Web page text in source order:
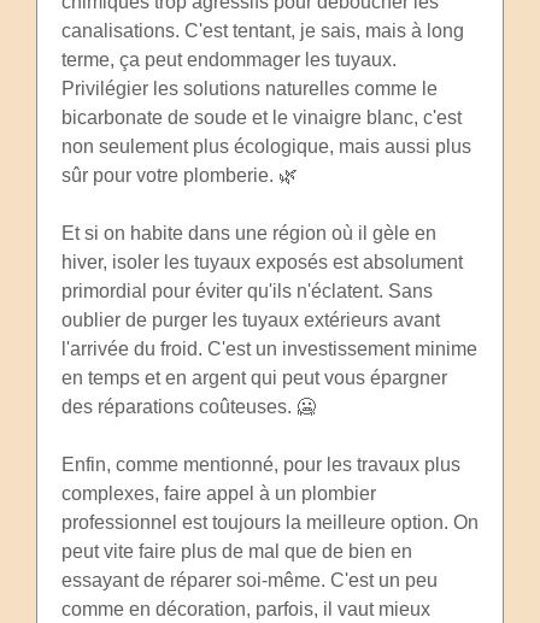
canalisations. C'est tentant, je sais, mais à long
terme, ça peut endommager les tuyaux.
Privilégier les solutions naturelles comme le
bicarbonate de soude et le vinaigre blanc, c'est
non seulement plus écologique, mais aussi plus
sûr pour votre plomberie. 🌿
Et si on habite dans une région où il gèle en
hiver, isoler les tuyaux exposés est absolument
primordial pour éviter qu'ils n'éclatent. Sans
oublier de purger les tuyaux extérieurs avant
l'arrivée du froid. C'est un investissement minime
en temps et en argent qui peut vous épargner
des réparations coûteuses. 🥶
Enfin, comme mentionné, pour les travaux plus
complexes, faire appel à un plombier
professionnel est toujours la meilleure option. On
peut vite faire plus de mal que de bien en
essayant de réparer soi-même. C'est un peu
comme en décoration, parfois, il vaut mieux